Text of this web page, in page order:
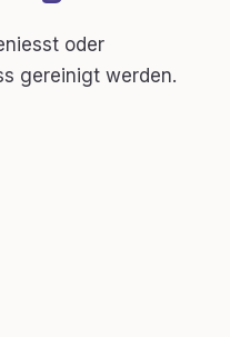
oder
gereinigt werden.